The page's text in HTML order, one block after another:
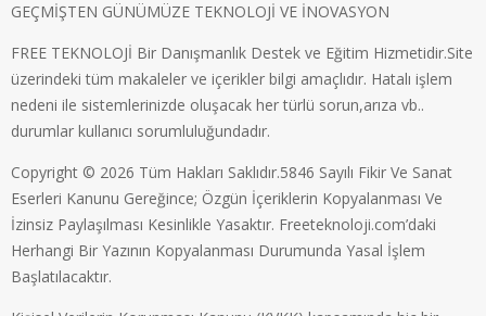
GEÇMİŞTEN GÜNÜMÜZE TEKNOLOJİ VE İNOVASYON
FREE TEKNOLOJİ Bir Danışmanlık Destek ve Eğitim Hizmetidir.Site
üzerindeki tüm makaleler ve içerikler bilgi amaçlıdır. Hatalı işlem
nedeni ile sistemlerinizde oluşacak her türlü sorun,arıza vb..
durumlar kullanıcı sorumluluğundadır.
Copyright © 2026 Tüm Hakları Saklıdır.5846 Sayılı Fikir Ve Sanat
Eserleri Kanunu Gereğince; Özgün İçeriklerin Kopyalanması Ve
İzinsiz Paylaşılması Kesinlikle Yasaktır. Freeteknoloji.com’daki
Herhangi Bir Yazının Kopyalanması Durumunda Yasal İşlem
Başlatılacaktır.